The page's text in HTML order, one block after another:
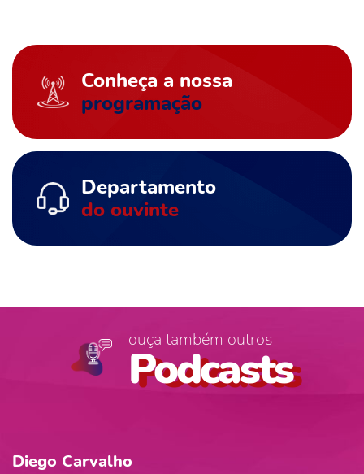
Conheça a nossa
programação
Departamento
do ouvinte
ouça também outros
Podcasts
Diego Carvalho